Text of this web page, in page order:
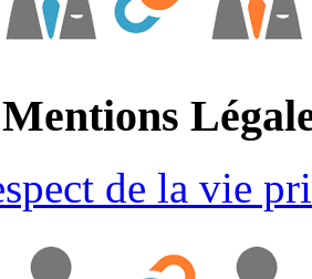
Mentions
de la vie